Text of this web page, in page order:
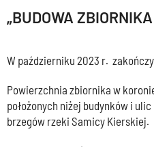
„BUDOWA
W październiku 2023 r.
Powierzchnia zbiornika w
położonych niżej budynków i
brzegów rzeki Samicy Kierskiej.